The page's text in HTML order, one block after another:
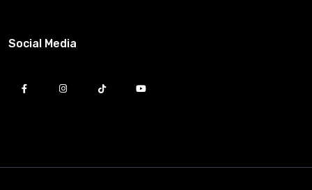
Social Media